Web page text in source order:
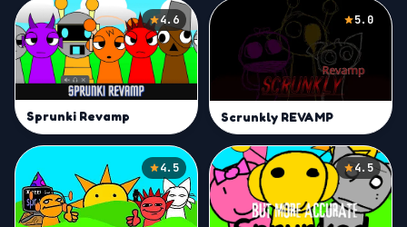
4.6
Sprunki Revamp
5.0
Scrunkly REVAMP
4.5 4.5